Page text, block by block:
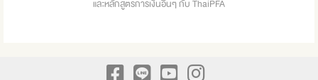
และหลักสูตรการเงินอื่นๆ กับ ThaiPFA